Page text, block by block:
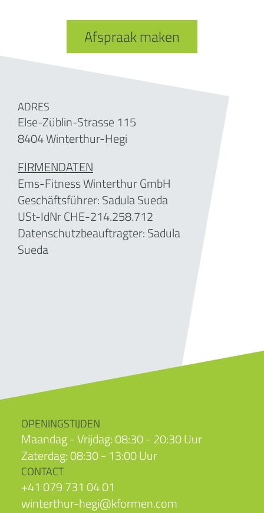
Afspraak maken
ADRES
Else-Züblin-Strasse 115
8404 Winterthur-Hegi
FIRMENDATEN
Ems-Fitness Winterthur GmbH
Geschäftsführer: Sadula Sueda
USt-IdNrCHE-214.258.712
Datenschutzbeauftragter: Sadula
Sueda
OPENINGSTIJDEN
Maandag - Vrijdag: 08:30 - 20:30 Uur
Zaterdag: 08:30 - 13:00 Uur
CONTACT
+41 079 731 04 01
winterthur-hegi@kformen.com